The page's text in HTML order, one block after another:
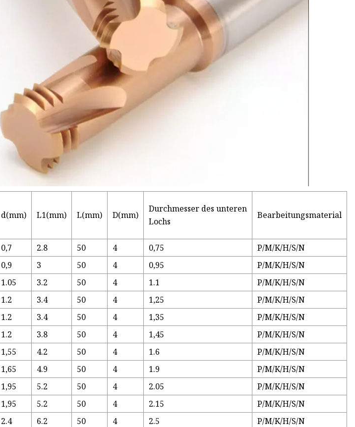
d(mm)
L1(mm) L(mm) D(mm)
Durchmesser des unteren
Lochs
Bearbeitungsmaterial
0,7 2.8 50 4 0,75
P/M/K/H/S/N
0,9 3 50 4 0,95
P/M/K/H/S/N
1.05 3.2 50 4 1.1
P/M/K/H/S/N
1.2 3.4 50 4 1,25
P/M/K/H/S/N
1.2 3.4 50 4 1,35
P/M/K/H/S/N
1.2 3.8 50 4 1,45
P/M/K/H/S/N
1,55 4.2 50 4 1.6
P/M/K/H/S/N
1,65 4.9 50 4 1.9
P/M/K/H/S/N
1,95 5.2 50 4 2.05
P/M/K/H/S/N
1,95 5.2 50 4 2.15
P/M/K/H/S/N
2.4 6.2 50 4 2.5
P/M/K/H/S/N